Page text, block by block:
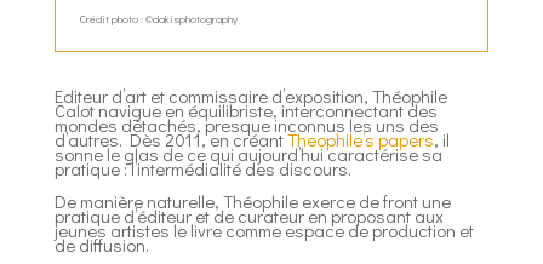
Crédit photo : ©dakisphotography
Editeur d’art et commissaire d’exposition, Théophile
Calot navigue en équilibriste, interconnectant des
mondes détachés, presque inconnus les uns des
d’autres. Dès 2011, en créantTheophile’s papers, il
sonne le glas de ce qui aujourd’hui caractérise sa
pratique : l’intermédialité des discours.
De manière naturelle, Théophile exerce de front une
pratique d’éditeur et de curateur en proposant aux
jeunes artistes le livre comme espace de production et
de diffusion.